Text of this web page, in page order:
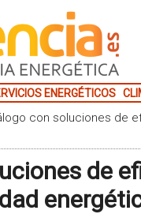
ENERGÉTICOS
con soluciones de
de